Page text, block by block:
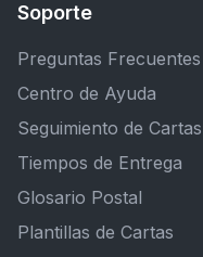
Soporte
Preguntas Frecuentes
Centro de Ayuda
Seguimiento de Cartas
Tiempos de Entrega
Glosario Postal
Plantillas de Cartas